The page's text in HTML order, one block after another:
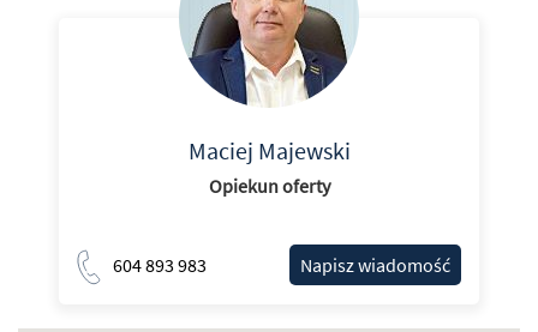
Maciej Majewski
Opiekun oferty
604 893 983 Napisz wiadomość